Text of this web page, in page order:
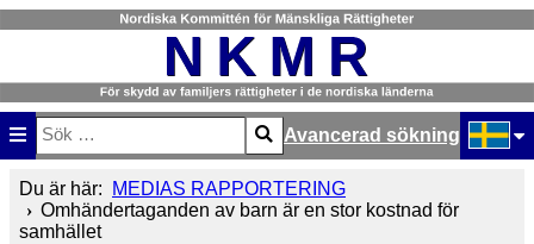
Sök
Type 2 or more characters for results.
Avancerad sökning
Du är här:
MEDIAS RAPPORTERING
Omhändertaganden av barn är en stor kostnad för
samhället